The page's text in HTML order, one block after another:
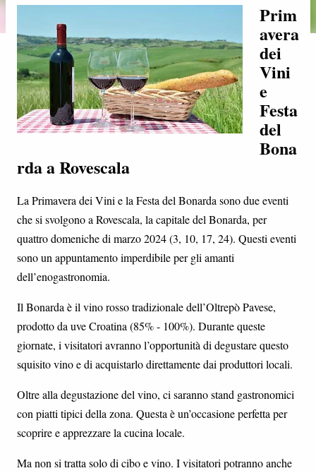
Prim
avera
dei
Vini
e
Festa
del
Bona
rda a Rovescala
La Primavera dei Vini e la Festa del Bonarda sono due eventi
che si svolgono a Rovescala, la capitale del Bonarda, per
quattro domeniche di marzo 2024 (3, 10, 17, 24). Questi eventi
sono un appuntamento imperdibile per gli amanti
dell’enogastronomia.
Il Bonarda è il vino rosso tradizionale dell’Oltrepò Pavese,
prodotto da uve Croatina (85% - 100%). Durante queste
giornate, i visitatori avranno l’opportunità di degustare questo
squisito vino e di acquistarlo direttamente dai produttori locali.
Oltre alla degustazione del vino, ci saranno stand gastronomici
con piatti tipici della zona. Questa è un’occasione perfetta per
scoprire e apprezzare la cucina locale.
Ma non si tratta solo di cibo e vino. I visitatori potranno anche